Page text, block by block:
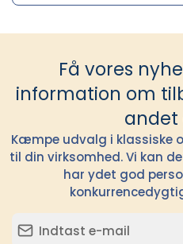
Få vores
information om
Kæmpe udvalg i klassiske
til din virksomhed. Vi kan
har ydet god